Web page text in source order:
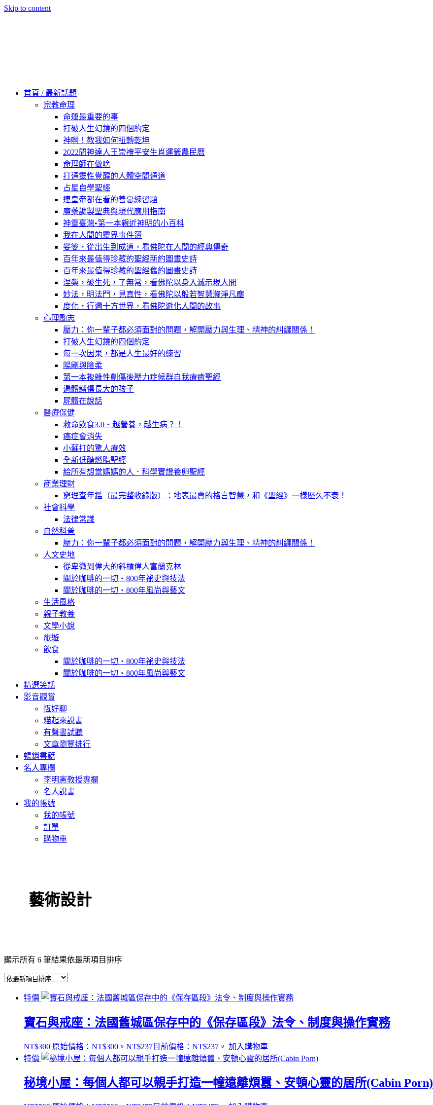
Skip to content
首頁 / 最新話題
宗教命理
命運最重要的事
打破人生幻鏡的四個約定
神啊！教我如何扭轉乾坤
2022問神達人王崇禮平安生肖運籤農民曆
命理師在做啥
打通靈性覺醒的人體空間通道
占星自學聖經
連皇帝都在看的善惡練習題
魔藥調製聖典與現代應用指南
神靈臺灣•第一本親近神明的小百科
我在人間的靈界事件簿
娑婆，從出生到成道，看佛陀在人間的經典傳奇
百年來最值得珍藏的聖經新約圖畫史詩
百年來最值得珍藏的聖經舊約圖畫史詩
涅槃，破生死，了無常，看佛陀以身入滅示現人間
妙法，明法門，見真性，看佛陀以般若智慧滌淨凡塵
度化，行遍十方世界，看佛陀遊化人間的故事
心理勵志
壓力：你一輩子都必須面對的問題，解開壓力與生理、精神的糾纏關係！
打破人生幻鏡的四個約定
每一次因果，都是人生最好的練習
陽剛與陰柔
第一本複雜性創傷後壓力症候群自我療癒聖經
遍體鱗傷長大的孩子
屍體在說話
醫療保健
救命飲食3.0‧越營養，越生病？！
癌症會消失
小蘇打的驚人療效
全新低醣燃脂聖經
給所有想當媽媽的人．科學實證養卵聖經
商業理財
窮理查年鑑（最完整收錄版）：地表最賣的格言智慧，和《聖經》一樣歷久不衰！
社會科學
法律常識
自然科普
壓力：你一輩子都必須面對的問題，解開壓力與生理、精神的糾纏關係！
人文史地
從卑微到偉大的斜槓偉人富蘭克林
關於咖啡的一切‧800年祕史與技法
關於咖啡的一切‧800年風尚與藝文
生活風格
親子教養
文學小說
旅遊
飲食
關於咖啡的一切‧800年祕史與技法
關於咖啡的一切‧800年風尚與藝文
精選笑話
影音觀賞
恆好聊
貓起來說書
有聲書試聽
文章瀏覽排行
暢銷書籍
名人專欄
李明憲教授專欄
名人說書
我的帳號
我的帳號
訂單
購物車
藝術設計
顯示所有 6 筆結果依最新項目排序
特價
寶石與戒座：法國舊城區保存中的《保存區段》法令、制度與操作實務
NT$300 原始價格：NT$300。 NT$237目前價格：NT$237。 加入購物車
特價
秘境小屋：每個人都可以親手打造一幢遠離煩囂、安頓心靈的居所(Cabin Porn)